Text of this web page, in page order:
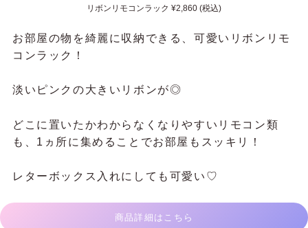
リボンリモコンラック ¥2,860 (税込)
お部屋の物を綺麗に収納できる、可愛いリボンリモ
コンラック！
淡いピンクの大きいリボンが◎
どこに置いたかわからなくなりやすいリモコン類
も、1ヵ所に集めることでお部屋もスッキリ！
レターボックス入れにしても可愛い♡
商品詳細はこちら